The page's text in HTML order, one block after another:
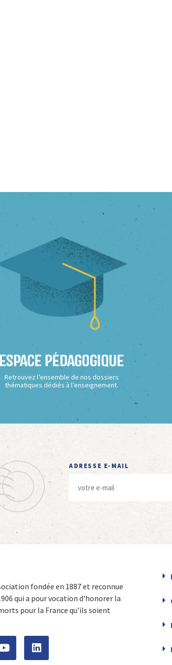
Espace Pédagogique
Retrouvez l’ensemble de nos dossiers
thématiques dédiés à l’enseignement.
ADRESSE E-MAIL
fondée en 1887 et reconnue
qui a pour vocation d'honorer la
pour la France qu’ils soient